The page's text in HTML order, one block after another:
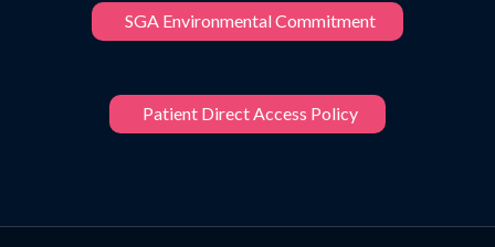
SGA Environmental Commitment
Patient Direct Access Policy